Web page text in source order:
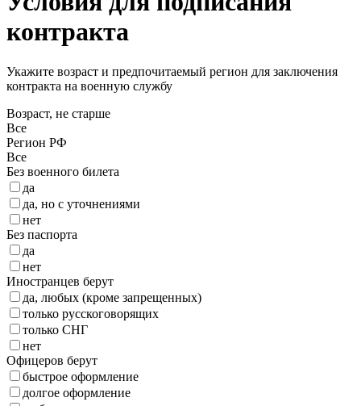
контракта
Укажите возраст и предпочитаемый регион для заключения
контракта на военную службу
Возраст, не старше
Все
Регион РФ
Все
Без военного билета
да
да, но с уточнениями
нет
Без паспорта
да
нет
Иностранцев берут
да, любых (кроме запрещенных)
только русскоговорящих
только СНГ
нет
Офицеров берут
быстрое оформление
долгое оформление